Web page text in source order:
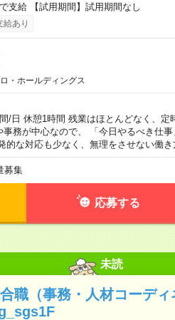
支給 【試用期間】試用期間なし
給あり
・ホールディングス
/日 休憩1時間 残業はほとんどなく、
事務が中心なので、 「今日やるべき仕
的な対応も少なく、無理をさせない働
募集
応募する
未読
職（事務・人材コーデ